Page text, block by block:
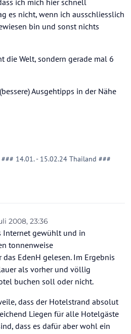
ich mich hier schnell
es nicht, wenn ich ausschliesslich
bin und sonst nichts
die Welt, sondern gerade mal 6
Ausgehtipps in der Nähe
14.01. - 15.02.24 Thailand ###
2008, 23:36
Internet gewühlt und in
tonnenweise
EdenH gelesen. Im Ergebnis
als vorher und völlig
buchen soll oder nicht.
dass der Hotelstrand absolut
Liegen für alle Hotelgäste
dass es dafür aber wohl ein